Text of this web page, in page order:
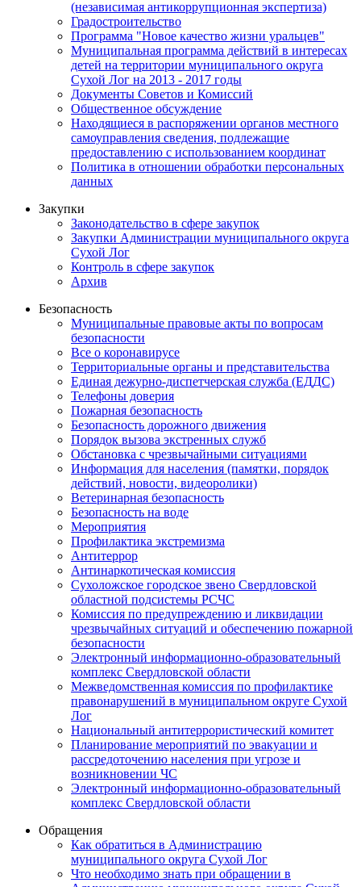
(независимая антикоррупционная экспертиза)
Градостроительство
Программа "Новое качество жизни уральцев"
Муниципальная программа действий в интересах
детей на территории муниципального округа
Сухой Лог на 2013 - 2017 годы
Документы Советов и Комиссий
Общественное обсуждение
Находящиеся в распоряжении органов местного
самоуправления сведения, подлежащие
предоставлению с использованием координат
Политика в отношении обработки персональных
данных
Закупки
Законодательство в сфере закупок
Закупки Администрации муниципального округа
Сухой Лог
Контроль в сфере закупок
Архив
Безопасность
Муниципальные правовые акты по вопросам
безопасности
Все о коронавирусе
Территориальные органы и представительства
Единая дежурно-диспетчерская служба (ЕДДС)
Телефоны доверия
Пожарная безопасность
Безопасность дорожного движения
Порядок вызова экстренных служб
Обстановка с чрезвычайными ситуациями
Информация для населения (памятки, порядок
действий, новости, видеоролики)
Ветеринарная безопасность
Безопасность на воде
Мероприятия
Профилактика экстремизма
Антитеррор
Антинаркотическая комиссия
Сухоложское городское звено Свердловской
областной подсистемы РСЧС
Комиссия по предупреждению и ликвидации
чрезвычайных ситуаций и обеспечению пожарной
безопасности
Электронный информационно-образовательный
комплекс Cвердловской области
Межведомственная комиссия по профилактике
правонарушений в муниципальном округе Сухой
Лог
Национальный антитеррористический комитет
Планирование мероприятий по эвакуации и
рассредоточению населения при угрозе и
возникновении ЧС
Электронный информационно-образовательный
комплекс Свердловской области
Обращения
Как обратиться в Администрацию
муниципального округа Сухой Лог
Что необходимо знать при обращении в